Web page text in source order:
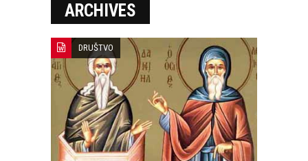
ARCHIVES
DRUŠTVO